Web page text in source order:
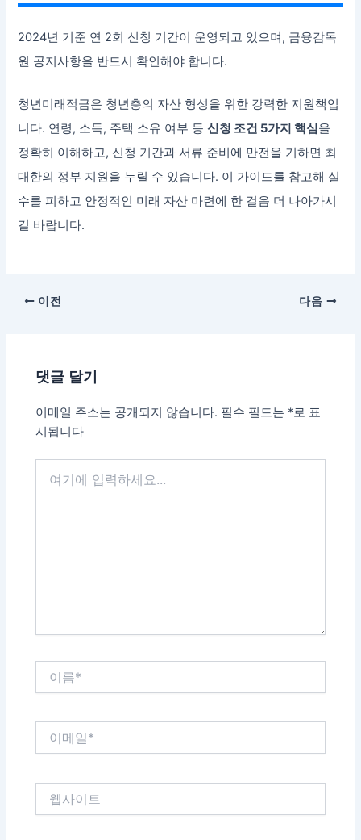
2024년 기준 연 2회 신청 기간이 운영되고 있으며, 금융감독
원 공지사항을 반드시 확인해야 합니다.
청년미래적금은 청년층의 자산 형성을 위한 강력한 지원책입
니다. 연령, 소득, 주택 소유 여부 등신청 조건 5가지 핵심을
정확히 이해하고, 신청 기간과 서류 준비에 만전을 기하면 최
대한의 정부 지원을 누릴 수 있습니다. 이 가이드를 참고해 실
수를 피하고 안정적인 미래 자산 마련에 한 걸음 더 나아가시
길 바랍니다.
이전 다음
댓글 달기
이메일 주소는 공개되지 않습니다. 필수 필드는 *로 표
시됩니다